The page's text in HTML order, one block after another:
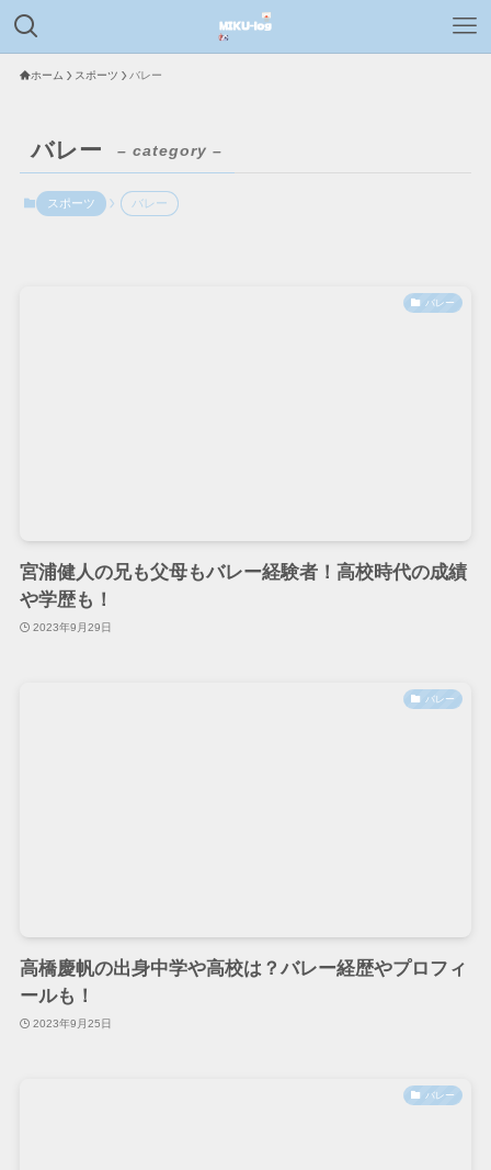
ホーム スポーツ バレー
バレー – category –
スポーツ バレー
バレー
宮浦健人の兄も父母もバレー経験者！高校時代の成績
や学歴も！
2023年9月29日
バレー
高橋慶帆の出身中学や高校は？バレー経歴やプロフィ
ールも！
2023年9月25日
バレー